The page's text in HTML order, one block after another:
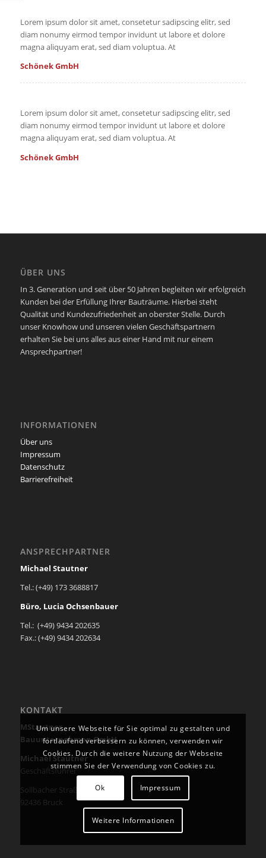
Lorem ipsum dolor sit amet, consetetur sadipscing elitr, sed
diam nonumy eirmod tempor invidunt ut labore et dolore
magna aliquyam erat, sed diam voluptua. At
Schönek GmbH
Lorem ipsum dolor sit amet, consetetur sadipscing elitr, sed
diam nonumy eirmod tempor invidunt ut labore et dolore
magna aliquyam erat, sed diam voluptua. At
Schönek GmbH
ÜBER UNS
In 3. Generation und seit über 50 Jahren begleiten wir erfolgreich
Kunden bei der Erfüllung Ihrer Bauträume. Hierbei steht
Qualität und Kundezufriedenheit an oberster Stelle. Durch
unser Knowhow und unseren vielen Geschäftspartnern
erhalten Sie bei uns alles aus einer Hand mit nur einem
Ansprechpartner!
INFORMATIONEN
Über uns
Impressum
Datenschutz
Barrierefreiheit
ANSPRECHPARTNER
Michael Stautner
Tel.: (+49) 173 3688817
Büro, Lucia Ochsenbauer
Tel.: (+49) 9434 202635
Fax.: (+49) 9434 202634
KONTAKT
MStautner
Bauunternehmen GmbH
Michael Stautner
Geschäftsführer
Sollbacher Straße 3-5
92436 Bruck
Um unsere Webseite für Sie optimal zu gestalten und
fortlaufend verbessern zu können, verwenden wir
Cookies. Durch die weitere Nutzung der Webseite
stimmen Sie der Verwendung von Cookies zu.
Ok Impressum
Weitere Informationen